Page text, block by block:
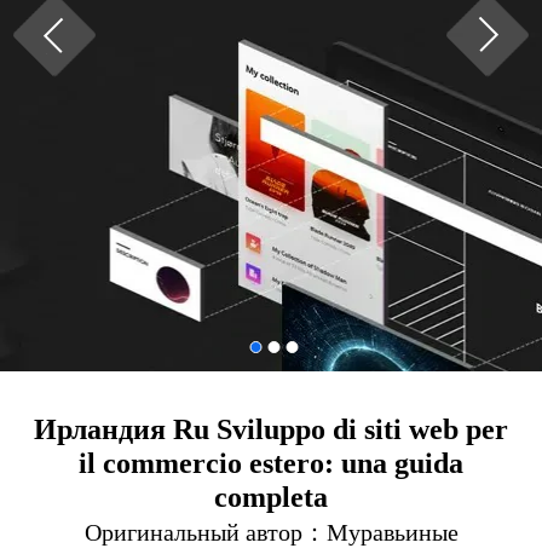
Ирландия Ru Sviluppo di siti web per
il commercio estero: una guida
completa
Оригинальный автор： Муравьиные